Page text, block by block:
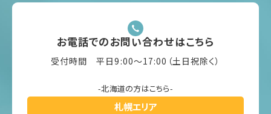
お電話でのお問い合わせはこちら
受付時間 平日9:00〜17:00（土日祝除く）
-北海道の方はこちら-
札幌エリア